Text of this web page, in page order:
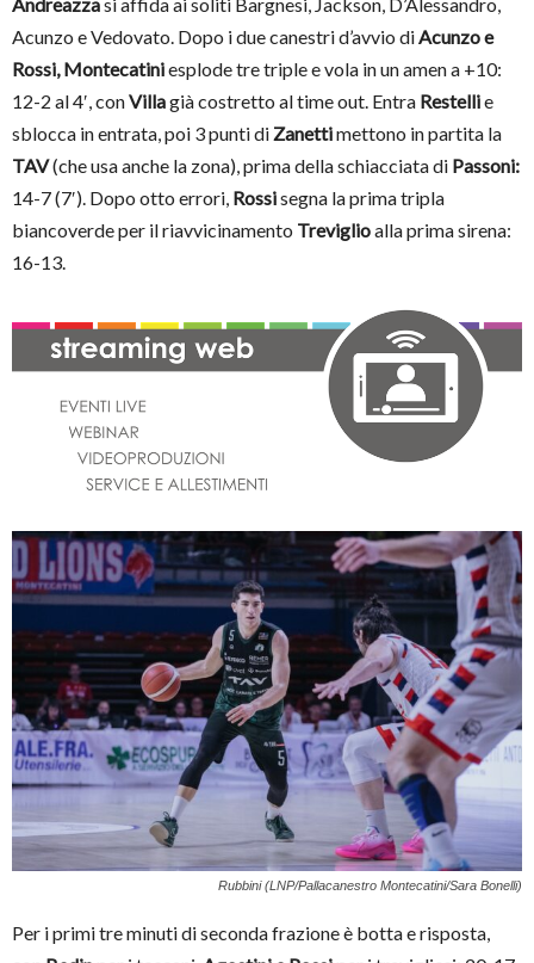
Andreazzasi affida ai soliti Bargnesi, Jackson, D’Alessandro,
Acunzo e Vedovato. Dopo i due canestri d’avvio diAcunzo e
Rossi, Montecatiniesplode tre triple e vola in un amen a +10:
12-2 al 4′, conVillagià costretto al time out. Entra Restellie
sblocca in entrata, poi 3 punti di Zanettimettono in partita la
TAV(che usa anche la zona), prima della schiacciata di Passoni:
14-7 (7′). Dopo otto errori, Rossisegna la prima tripla
biancoverde per il riavvicinamento Treviglioalla prima sirena:
16-13.
Rubbini (LNP/Pallacanestro Montecatini/Sara Bonelli)
Per i primi tre minuti di seconda frazione è botta e risposta,